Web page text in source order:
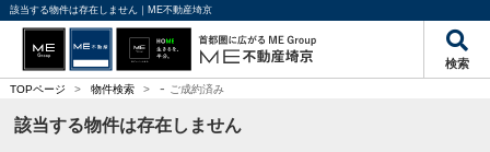
該当する物件は存在しません｜ME不動産埼京
検索
TOPページ > 物件検索 > - ご成約済み
該当する物件は存在しません